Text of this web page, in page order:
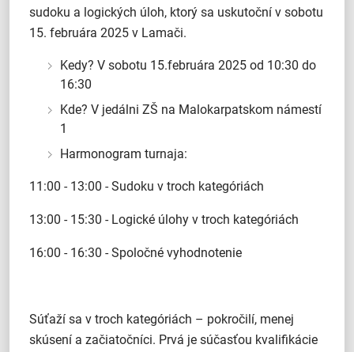
sudoku a logických úloh, ktorý sa uskutoční v sobotu
15. februára 2025 v Lamači.
Kedy? V sobotu 15.februára 2025 od 10:30 do
16:30
Kde? V jedálni ZŠ na Malokarpatskom námestí
1
Harmonogram turnaja:
11:00 - 13:00 - Sudoku v troch kategóriách
13:00 - 15:30 - Logické úlohy v troch kategóriách
16:00 - 16:30 - Spoločné vyhodnotenie
Súťaží sa v troch kategóriách – pokročilí, menej
skúsení a začiatočníci. Prvá je súčasťou kvalifikácie